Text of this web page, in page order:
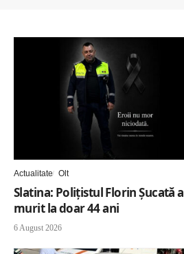
Actualitate Olt
Slatina: Poliţistul Florin Şucată a
murit la doar 44 ani
6 August 2026